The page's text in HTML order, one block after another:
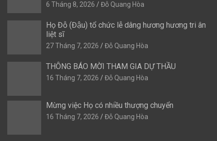
6 Tháng 8, 2026 Đỗ Quang Hòa
Họ Đỗ (Đậu) tổ chức lễ dâng hương hương tri ân
liệt sĩ
27 Tháng 7, 2026 Đỗ Quang Hòa
THÔNG BÁO MỜI THAM GIA DỰ THẦU
16 Tháng 7, 2026 Đỗ Quang Hòa
Mừng việc Họ có nhiều thượng chuyển
16 Tháng 7, 2026 Đỗ Quang Hòa